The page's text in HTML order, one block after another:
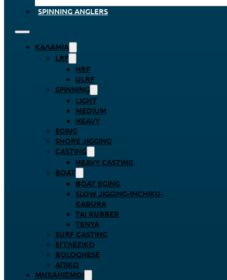
SPINNING ANGLERS
ΚΑΛΆΜΙΑ
LRF
HRF
ULRF
SPINNING
LIGHT
MEDIUM
HEAVY
EGING
SHORE JIGGING
CASTING
HEAVY CASTING
BOAT
BOAT EGING
SLOW JIGGING-INCHIKU-
KABURA
TAI RUBBER
TENYA
SURF CASTING
ΕΓΓΛΈΖΙΚΟ
BOLOGNESE
ΑΠΊΚΟ
ΜΗΧΑΝΙΣΜΟΊ